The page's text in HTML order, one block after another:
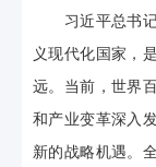
习近平总书记
义现代化国家，
远。当前，世界
和产业变革深入
新的战略机遇。